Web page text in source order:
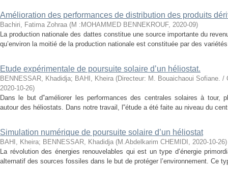
Amélioration des performances de distribution des produits
Bachiri, Fatima Zohraa (M :MOHAMMED BENNEKROUF, 2020-09)
La production nationale des dattes constitue une source importante du
qu’environ la moitié de la production nationale est constituée par des
Etude expérimentale de poursuite solaire d’un héliostat.
BENNESSAR, Khadidja; BAHI, Kheira (Directeur: M. Bouaichaoui Sofiane. /
2020-10-26)
Dans le but d‟améliorer les performances des centrales solaires à tour,
autour des héliostats. Dans notre travail, l‟étude a été faite au niveau du
Simulation numérique de poursuite solaire d’un héliostat
BAHI, Kheira; BENNESSAR, Khadidja (M.Abdelkarim CHEMIDI , 2020-10-26)
La révolution des énergies renouvelables qui est un type d’énergie
alternatif des sources fossiles dans le but de protéger l’environnement. Ce